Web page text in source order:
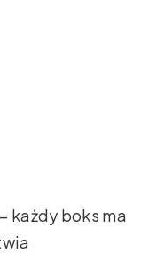
– każdy boks ma